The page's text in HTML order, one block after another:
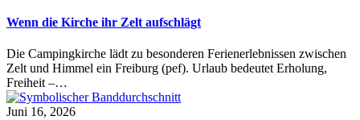
Wenn die Kirche ihr Zelt aufschlägt
Die Campingkirche lädt zu besonderen Ferienerlebnissen zwischen
Zelt und Himmel ein Freiburg (pef). Urlaub bedeutet Erholung,
Freiheit –…
Juni 16, 2026